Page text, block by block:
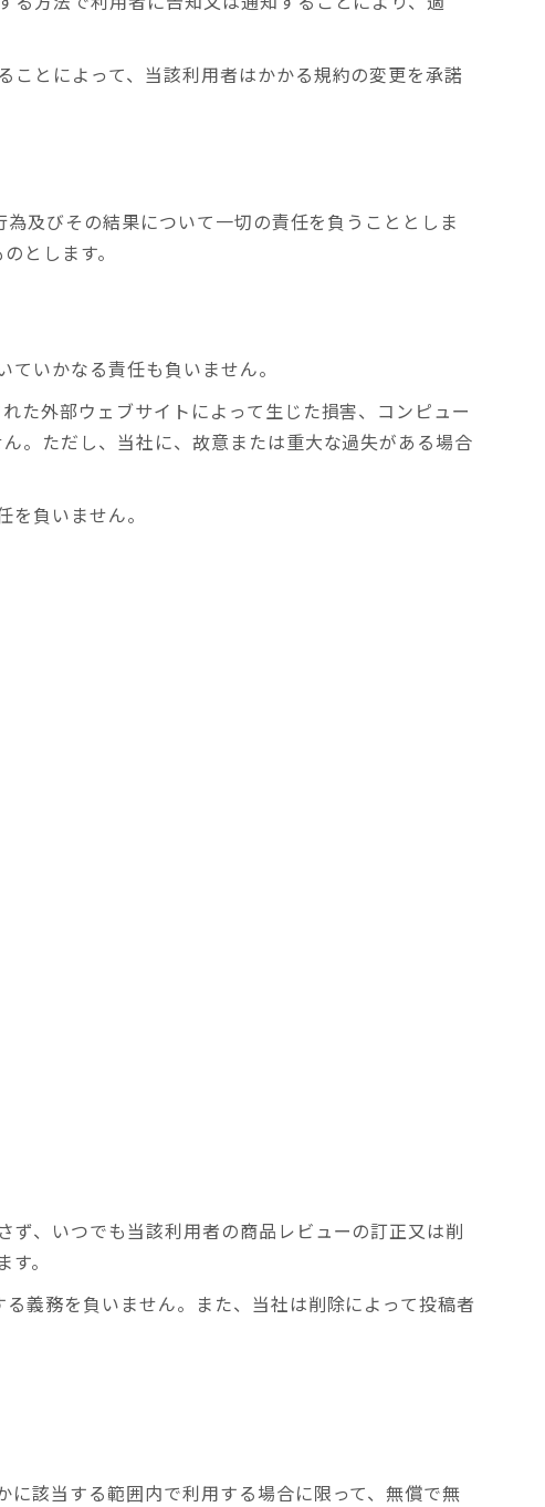
とによって、当該利用者はかかる規約の変更を承諾
及びその結果について一切の責任を負うこととしま
とします。
いかなる責任も負いません。
た外部ウェブサイトによって生じた損害、コンピュー
。ただし、当社に、故意または重大な過失がある場合
負いません。
、いつでも当該利用者の商品レビューの訂正又は削
。
義務を負いません。また、当社は削除によって投稿者
該当する範囲内で利用する場合に限って、無償で無